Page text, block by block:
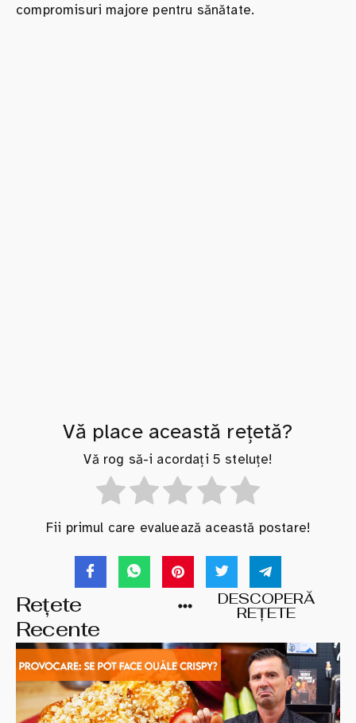
compromisuri majore pentru sănătate.
Vă place această rețetă?
Vă rog să-i acordați 5 steluțe!
Fii primul care evaluează această postare!
Rețete
Recente
DESCOPERĂ
REȚETE